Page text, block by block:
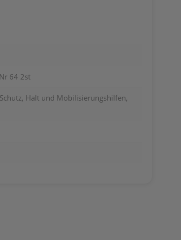
64 2st
Halt und Mobilisierungshilfen,